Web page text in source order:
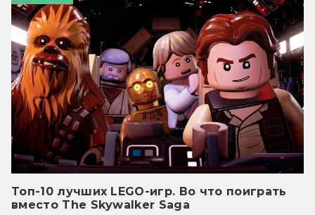
Топ-10 лучших LEGO-игр. Во что поиграть
вместо The Skywalker Saga